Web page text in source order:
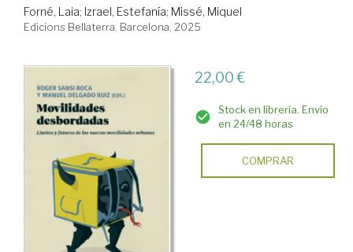
Forné, Laia; Izrael, Estefanía; Missé, Miquel
Edicions Bellaterra. Barcelona, 2025
22,00 €
Stock en librería. Envío
en 24/48 horas
COMPRAR